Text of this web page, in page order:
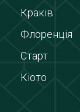
Краків
Флоренція
Старт
Кіото